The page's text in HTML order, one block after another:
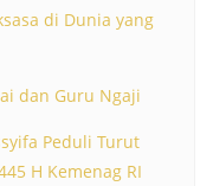
di Dunia yang
dan Guru Ngaji
Peduli Turut
H Kemenag RI